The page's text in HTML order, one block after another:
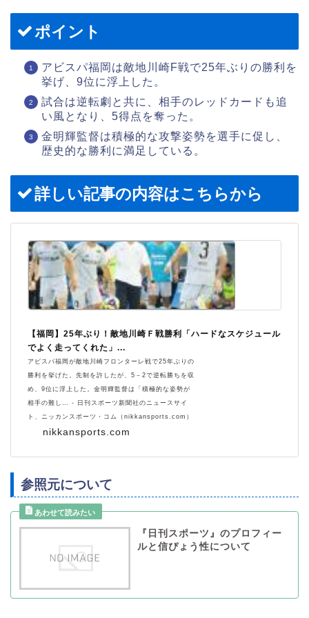
ポイント
アビスパ福岡は敵地川崎F戦で25年ぶりの勝利を
挙げ、9位に浮上した。
試合は逆転劇と共に、相手のレッドカードも追
い風となり、5得点を奪った。
金明輝監督は積極的な攻撃姿勢を選手に促し、
歴史的な勝利に満足している。
詳しい記事の内容はこちらから
nikkansports.com
【福岡】25年ぶり！敵地川崎Ｆ戦勝利「ハードなスケジュール
でよく走ってくれた」...
アビスパ福岡が敵地川崎フロンターレ戦で25年ぶりの
勝利を挙げた。先制を許したが、5－2で逆転勝ちを収
め、9位に浮上した。金明輝監督は「積極的な姿勢が
相手の難し… - 日刊スポーツ新聞社のニュースサイ
ト、ニッカンスポーツ・コム（nikkansports.com）
参照元について
『日刊スポーツ』のプロフィー
ルと信ぴょう性について